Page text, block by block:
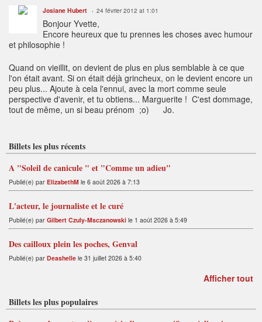
Josiane Hubert 24 février 2012 at 1:01
Bonjour Yvette,
Encore heureux que tu prennes les choses avec humour
et philosophie !
Quand on vieillit, on devient de plus en plus semblable à ce que
l'on était avant. Si on était déjà grincheux, on le devient encore un
peu plus... Ajoute à cela l'ennui, avec la mort comme seule
perspective d'avenir, et tu obtiens... Marguerite ! C'est dommage,
tout de même, un si beau prénom ;o) Jo.
Billets les plus récents
A "Soleil de canicule " et "Comme un adieu"
Publié(e) par ElizabethM le 6 août 2026 à 7:13
L'acteur, le journaliste et le curé
Publié(e) par Gilbert Czuly-Msczanowski le 1 août 2026 à 5:49
Des cailloux plein les poches, Genval
Publié(e) par Deashelle le 31 juillet 2026 à 5:40
Afficher tout
Billets les plus populaires